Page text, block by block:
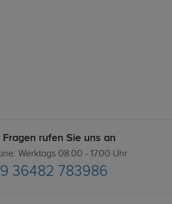
Fragen rufen Sie uns an
Werktags 08.00 - 17.00 Uhr
36482 783986